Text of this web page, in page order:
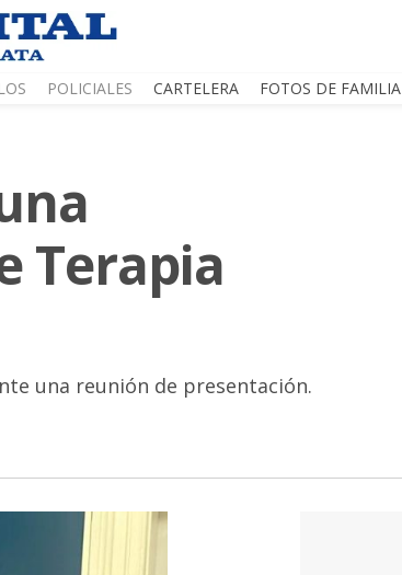
POLICIALES CARTELERA FOTOS DE FAMILIA
Terapia
una reunión de presentación.